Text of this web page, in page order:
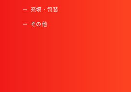
充填・包装
その他